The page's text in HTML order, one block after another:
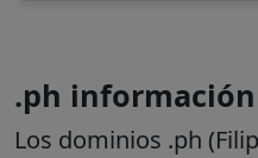
.ph
Los dominios .ph